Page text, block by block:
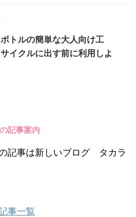
トルの簡単な大人向け工
イクルに出す前に利用しよ
記事案内
記事は新しいブログ タカラ
事一覧